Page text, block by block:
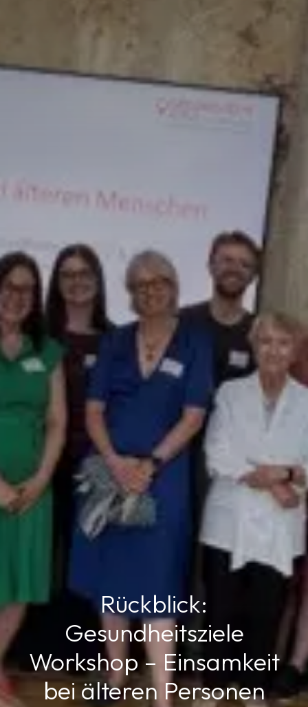
Rückblick:
Gesundheitsziele
Workshop – Einsamkeit
bei älteren Personen